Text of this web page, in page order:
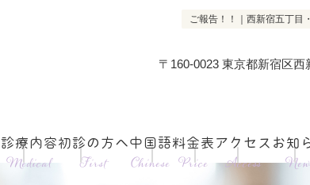
ご報告！！｜西新宿五丁目
〒160-0023 東京都新宿区西
診療内容
Medical
初診の方へ
First
中国語
Chinese
料金表
Price
アクセス
Access
お知